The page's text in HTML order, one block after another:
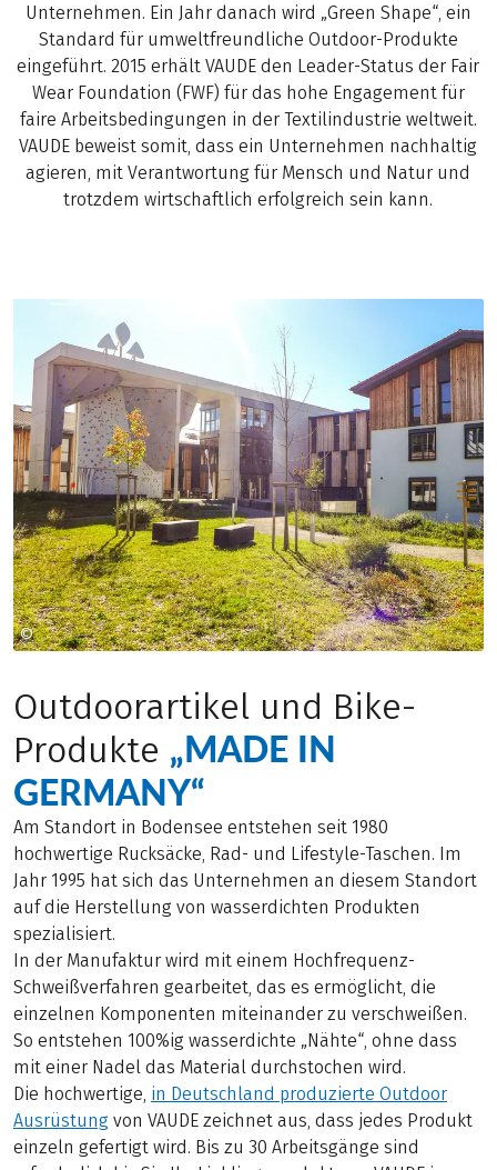
Unternehmen. Ein Jahr danach wird „Green Shape“, ein
Standard für umweltfreundliche Outdoor-Produkte
eingeführt. 2015 erhält VAUDE den Leader-Status der Fair
Wear Foundation (FWF) für das hohe Engagement für
faire Arbeitsbedingungen in der Textilindustrie weltweit.
VAUDE beweist somit, dass ein Unternehmen nachhaltig
agieren, mit Verantwortung für Mensch und Natur und
trotzdem wirtschaftlich erfolgreich sein kann.
Outdoorartikel und Bike-
Produkte „MADE IN
GERMANY“
Am Standort in Bodensee entstehen seit 1980
hochwertige Rucksäcke, Rad- und Lifestyle-Taschen. Im
Jahr 1995 hat sich das Unternehmen an diesem Standort
auf die Herstellung von wasserdichten Produkten
spezialisiert.
In der Manufaktur wird mit einem Hochfrequenz-
Schweißverfahren gearbeitet, das es ermöglicht, die
einzelnen Komponenten miteinander zu verschweißen.
So entstehen 100%ig wasserdichte „Nähte“, ohne dass
mit einer Nadel das Material durchstochen wird.
Die hochwertige, in Deutschland produzierte Outdoor
Ausrüstung von VAUDE zeichnet aus, dass jedes Produkt
einzeln gefertigt wird. Bis zu 30 Arbeitsgänge sind
© Foto: VAUDE